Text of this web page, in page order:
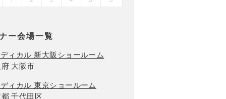
ー会場一覧
ィカル 新大阪ショールーム
大阪市
ィカル 東京ショールーム
千代田区